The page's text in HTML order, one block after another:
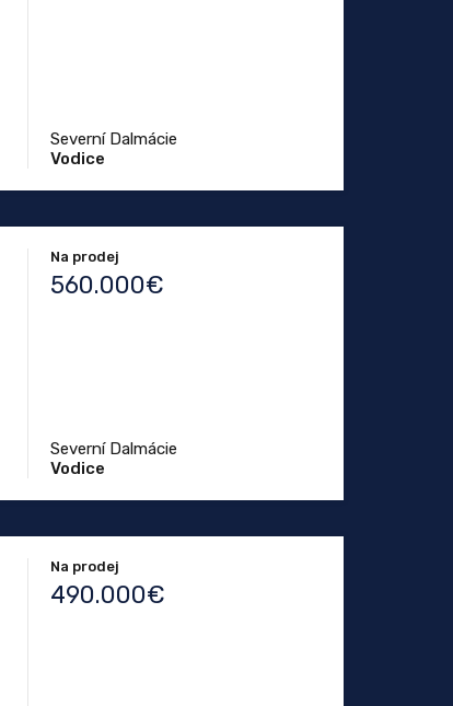
Severní Dalmácie
Vodice
Na prodej
560.000€
Severní Dalmácie
Vodice
Na prodej
490.000€